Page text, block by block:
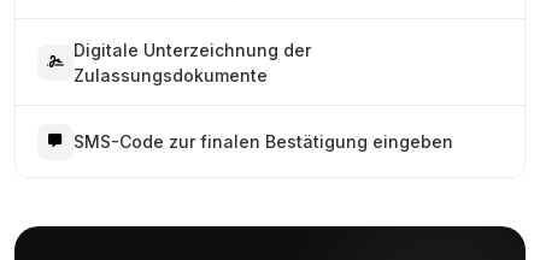
Digitale Unterzeichnung der
Zulassungsdokumente
SMS-Code zur finalen Bestätigung eingeben